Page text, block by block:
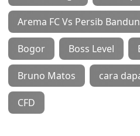
Arema FC Vs Persib
Bogor Boss Level
Bruno Matos cara
CFD